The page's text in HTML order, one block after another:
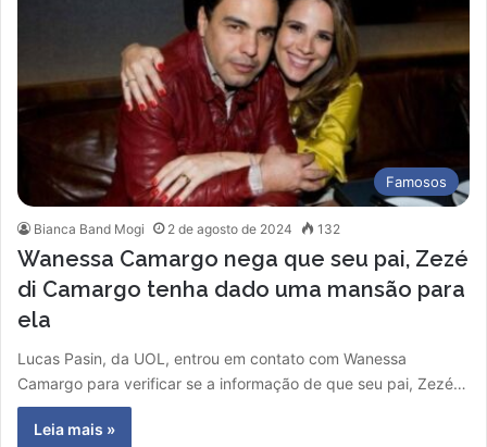
Famosos
Bianca Band Mogi 2 de agosto de 2024 132
Wanessa Camargo nega que seu pai, Zezé
di Camargo tenha dado uma mansão para
ela
Lucas Pasin, da UOL, entrou em contato com Wanessa
Camargo para verificar se a informação de que seu pai, Zezé…
Leia mais »